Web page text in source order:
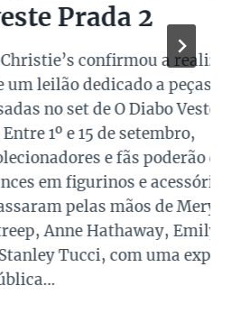
2
a realização
a peças reais
O Diabo Veste Prada
de setembro,
e fãs poderão dar
e acessórios que
mãos de Meryl
Emily Blunt
com uma exposição